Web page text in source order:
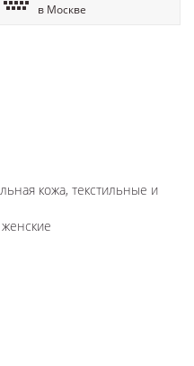
в Москве
кожа, текстильные и